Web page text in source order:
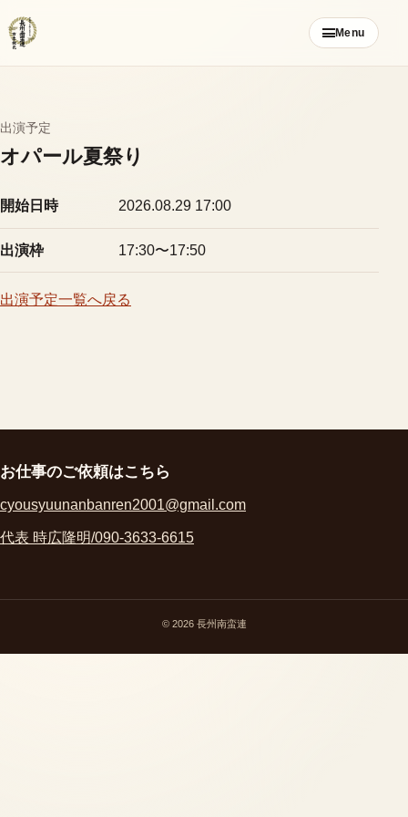
ン
テ
へ
ス
ッ
プ
Menu
ご挨拶
ブログ
出演予定
オパール夏祭り
開始日時 2026.08.29 17:00
出演枠 17:30〜17:50
出演予定一覧へ戻る
お仕事のご依頼はこちら
cyousyuunanbanren2001@gmail.com
代表 時広隆明/090-3633-6615
© 2026 長州南蛮連